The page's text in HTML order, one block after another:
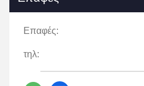
Επαφές:
τηλ: